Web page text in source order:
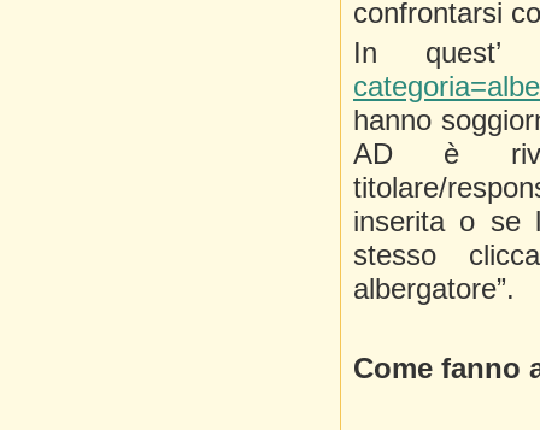
confrontarsi
In
hanno
AD è
titolare/
inserita o se
stesso
albergatore”.
Come fanno